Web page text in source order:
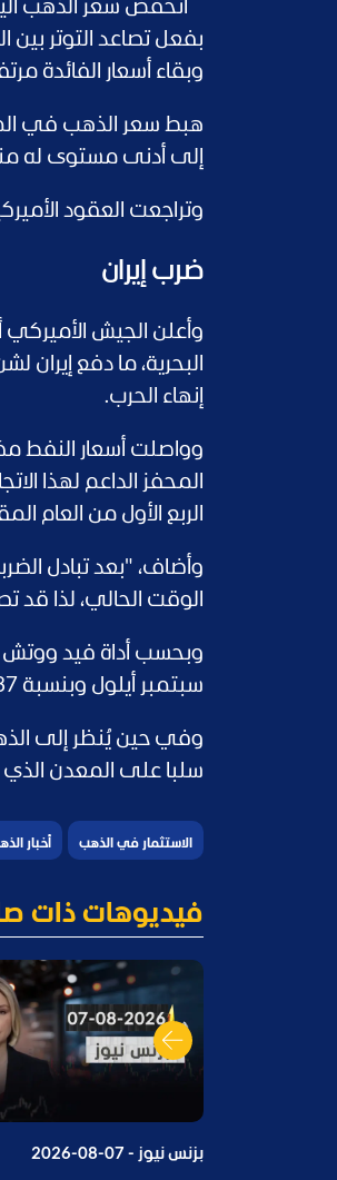
انخفض سعر الذهب
بفعل تصاعد التوتر بين
وبقاء أسعار الفائدة
إلى أدنى مستوى له
وتراجعت العقود الأميركية
ضرب إيران
وأعلن الجيش الأميركي
البحرية، ما دفع
إنهاء الحرب.
وواصلت أسعار النفط
المحفز الداعم لهذا
الربع الأول من العام
وأضاف، "بعد تبادل
الوقت الحالي، لذا قد
سبتمبر أيلول وبنسبة 87 % لرفعها في يناير 2027.
وفي حين يُنظر إلى
سلبا على المعدن الذي
الاستثمار في الذهب أخبار
فيديوهات ذات
بزنس نيوز - 07-08-2026